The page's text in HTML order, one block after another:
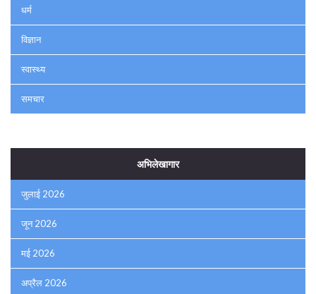
धर्म
विज्ञान
स्वास्थ्य
समचार
अभिलेखागार
जुलाई 2026
जून 2026
मई 2026
अप्रैल 2026